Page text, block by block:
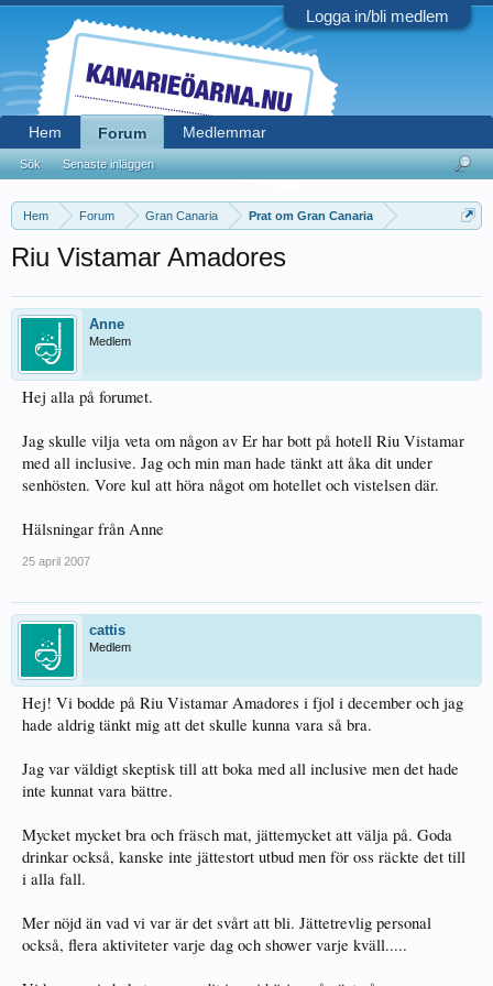
Logga in/bli medlem
Hem Forum Gran Canaria Prat om Gran Canaria
Riu Vistamar Amadores
Anne
Medlem
Hej alla på forumet.
Jag skulle vilja veta om någon av Er har bott på hotell Riu Vistamar
med all inclusive. Jag och min man hade tänkt att åka dit under
senhösten. Vore kul att höra något om hotellet och vistelsen där.
Hälsningar från Anne
25 april 2007
cattis
Medlem
Hej! Vi bodde på Riu Vistamar Amadores i fjol i december och jag
hade aldrig tänkt mig att det skulle kunna vara så bra.
Jag var väldigt skeptisk till att boka med all inclusive men det hade
inte kunnat vara bättre.
Mycket mycket bra och fräsch mat, jättemycket att välja på. Goda
drinkar också, kanske inte jättestort utbud men för oss räckte det till
i alla fall.
Mer nöjd än vad vi var är det svårt att bli. Jättetrevlig personal
också, flera aktiviteter varje dag och shower varje kväll.....
Hem Forum
Sök Senaste inläggen
Medlemmar